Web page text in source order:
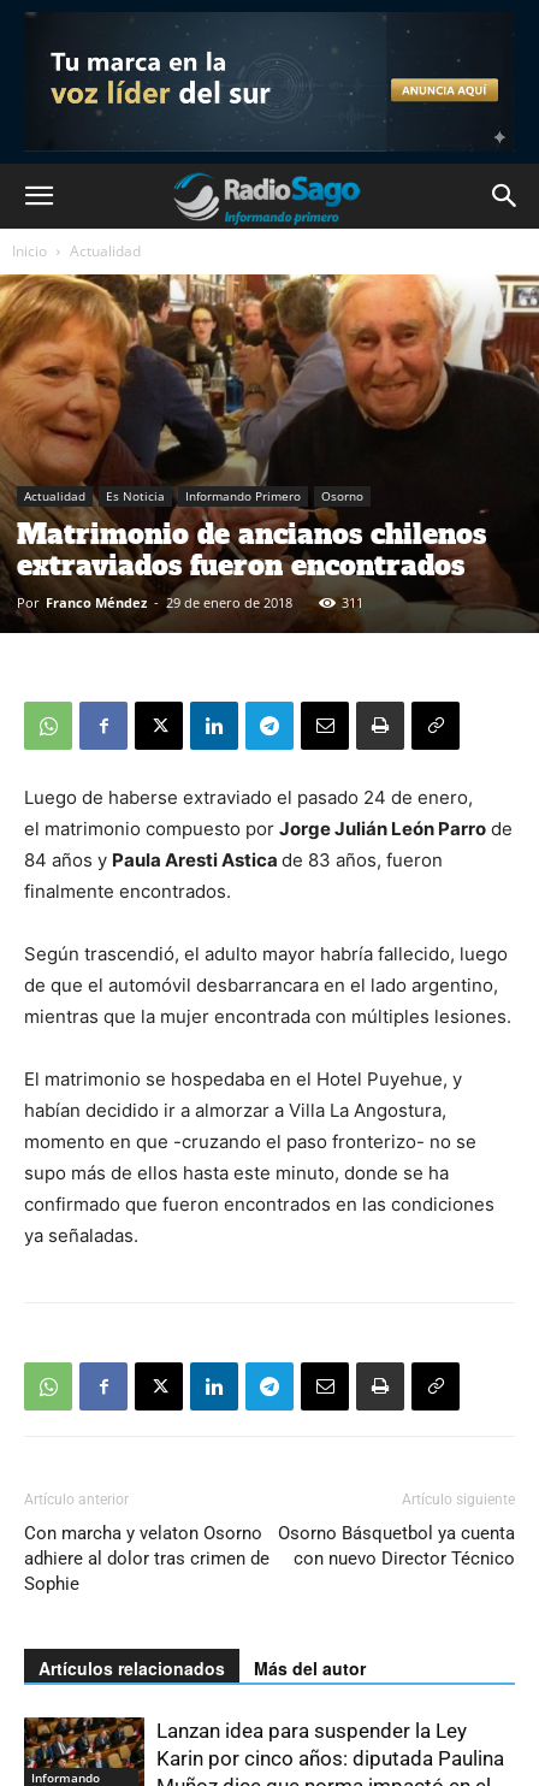
Inicio Actualidad
Actualidad Es Noticia Informando Primero Osorno
Matrimonio de ancianos chilenos
extraviados fueron encontrados
Por Franco Méndez - 29 de enero de 2018 311
Luego de haberse extraviado el pasado 24 de enero,
el matrimonio compuesto por Jorge Julián León Parro de
84 años y Paula Aresti Astica de 83 años, fueron
finalmente encontrados.
Según trascendió, el adulto mayor habría fallecido, luego
de que el automóvil desbarrancara en el lado argentino,
mientras que la mujer encontrada con múltiples lesiones.
El matrimonio se hospedaba en el Hotel Puyehue, y
habían decidido ir a almorzar a Villa La Angostura,
momento en que -cruzando el paso fronterizo- no se
supo más de ellos hasta este minuto, donde se ha
confirmado que fueron encontrados en las condiciones
ya señaladas.
Artículo anterior
Con marcha y velaton Osorno
adhiere al dolor tras crimen de
Sophie
Artículo siguiente
Osorno Básquetbol ya cuenta
con nuevo Director Técnico
Artículos relacionados Más del autor
Informando
Lanzan idea para suspender la Ley
Karin por cinco años: diputada Paulina